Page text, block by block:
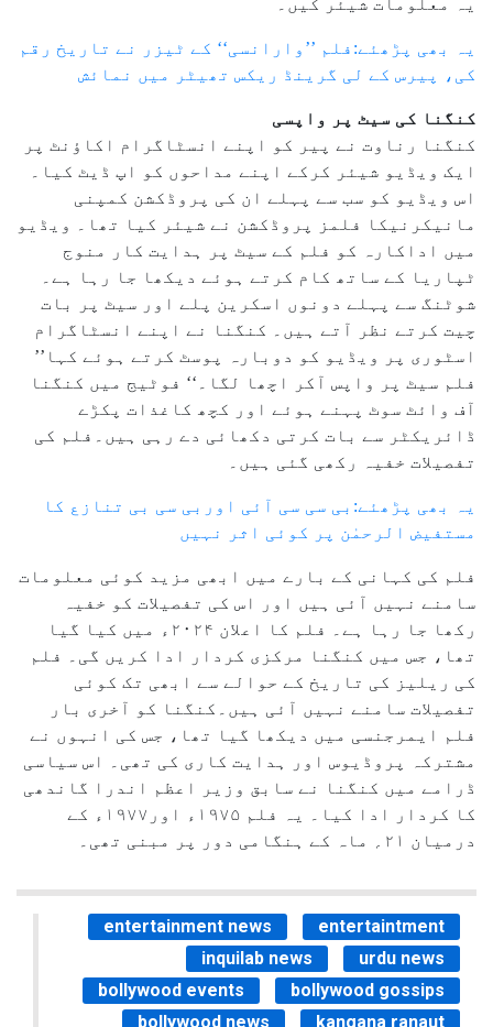
یہ معلومات شیئر کیں۔
یہ بھی پڑھئے:فلم ’’وارانسی‘‘ کے ٹیزر نے تاریخ رقم
کی، پیرس کے لی گرینڈ ریکس تھیٹر میں نمائش
کنگنا کی سیٹ پر واپسی
کنگنا رناوت نے پیر کو اپنے انسٹاگرام اکاؤنٹ پر
ایک ویڈیو شیئر کرکے اپنے مداحوں کو اپ ڈیٹ کیا۔
اس ویڈیو کو سب سے پہلے ان کی پروڈکشن کمپنی
مانیکرنیکا فلمز پروڈکشن نے شیئر کیا تھا۔ ویڈیو
میں اداکارہ کو فلم کے سیٹ پر ہدایت کار منوج
ٹپاریا کے ساتھ کام کرتے ہوئے دیکھا جا رہا ہے۔
شوٹنگ سے پہلے دونوں اسکرین پلے اور سیٹ پر بات
چیت کرتے نظر آتے ہیں۔ کنگنا نے اپنے انسٹاگرام
اسٹوری پر ویڈیو کو دوبارہ پوسٹ کرتے ہوئے کہا’’
فلم سیٹ پر واپس آکر اچھا لگا۔‘‘ فوٹیج میں کنگنا
آف وائٹ سوٹ پہنے ہوئے اور کچھ کاغذات پکڑے
ڈائریکٹر سے بات کرتی دکھائی دے رہی ہیں۔فلم کی
تفصیلات خفیہ رکھی گئی ہیں۔
یہ بھی پڑھئے:بی سی سی آئی اوربی سی بی تنازع کا
مستفیض الرحمٰن پر کوئی اثر نہیں
فلم کی کہانی کے بارے میں ابھی مزید کوئی معلومات
سامنے نہیں آئی ہیں اور اس کی تفصیلات کو خفیہ
رکھا جا رہا ہے۔ فلم کا اعلان ۲۰۲۴ء میں کیا گیا
تھا، جس میں کنگنا مرکزی کردار ادا کریں گی۔ فلم
کی ریلیز کی تاریخ کے حوالے سے ابھی تک کوئی
تفصیلات سامنے نہیں آئی ہیں۔کنگنا کو آخری بار
فلم ایمرجنسی میں دیکھا گیا تھا، جس کی انہوں نے
مشترکہ پروڈیوس اور ہدایت کاری کی تھی۔ اس سیاسی
ڈرامے میں کنگنا نے سابق وزیر اعظم اندرا گاندھی
کا کردار ادا کیا۔ یہ فلم ۱۹۷۵ء اور۱۹۷۷ء کے
درمیان ۲۱؍ ماہ کے ہنگامی دور پر مبنی تھی۔
entertainment news
entertaintment
inquilab news
urdu news
bollywood events
bollywood gossips
bollywood news
kangana ranaut